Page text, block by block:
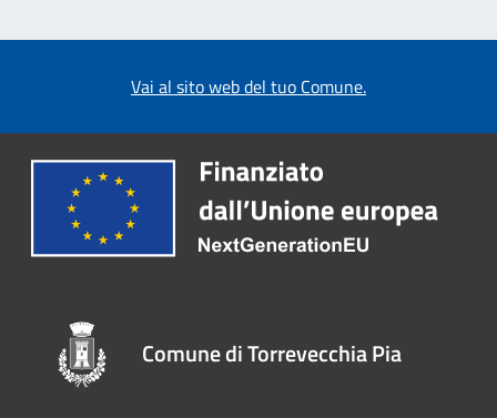
Vai al sito web del tuo Comune.
Comune di Torrevecchia Pia